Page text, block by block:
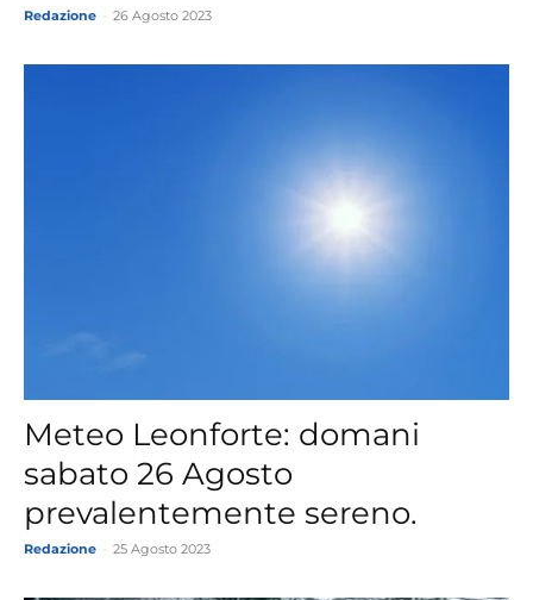
Redazione 26 Agosto 2023
Meteo Leonforte: domani
sabato 26 Agosto
prevalentemente sereno.
Redazione 25 Agosto 2023